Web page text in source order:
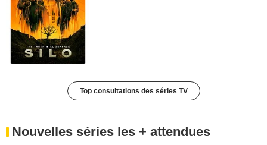
Top consultations des séries TV
Nouvelles séries les + attendues